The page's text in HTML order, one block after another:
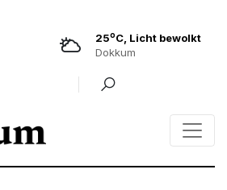
25oC, Licht bewolkt
Dokkum